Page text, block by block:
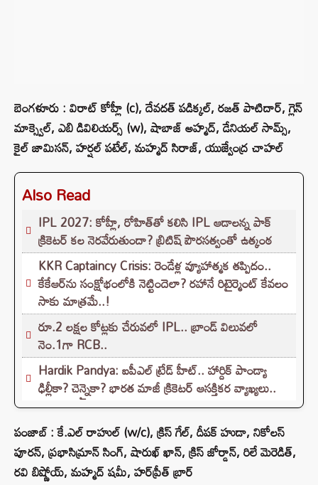
బెంగళూరు : విరాట్ కోహ్లీ (c), దేవదత్ పడిక్కల్, రజత్ పాటిదార్, గ్లెన్
మాక్స్వెల్, ఎబి డివిలియర్స్ (w), షాబాజ్ అహ్మద్, డేనియల్ సామ్స్,
కైల్ జామిసన్, హర్షల్ పటేల్, మహ్మద్ సిరాజ్, యుజ్వేంద్ర చాహల్
Also Read
IPL 2027: కోహ్లీ, రోహిత్‌తో కలిసి IPL ఆడాలన్న పాక్‌
క్రికెటర్‌ కల నెరవేరుతుందా? బ్రిటిష్ పౌరసత్వంతో ఉత్కంఠ
KKR Captaincy Crisis: రెండేళ్ల వ్యూహాత్మక తప్పిదం..
కేకేఆర్‌ను సంక్షోభంలోకి నెట్టిందెలా? రహానే రిటైర్మెంట్ కేవలం
సాకు మాత్రమే..!
రూ.2 లక్షల కోట్లకు చేరువలో IPL.. బ్రాండ్ విలువలో
నెం.1గా RCB..
Hardik Pandya: ఐపీఎల్ ట్రేడ్ హీట్.. హార్దిక్ పాండ్యా
ఢిల్లీకా? చెన్నైకా? భారత మాజీ క్రికెటర్ ఆసక్తికర వ్యాఖ్యలు..
పంజాబ్ : కే.ఎల్ రాహుల్ (w/c), క్రిస్ గేల్, దీపక్ హుడా, నికోలస్
పూరన్, ప్రభాసిమ్రాన్ సింగ్, షారుఖ్ ఖాన్, క్రిస్ జోర్డాన్, రిలే మెరెడిత్,
రవి బిష్ణోయ్, మహ్మద్ షమీ, హర్‌ప్రీత్ బ్రార్